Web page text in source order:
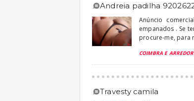
andreia padilha
Anúncio
empanados . Se
procure-me, para
COIMBRA E
travesty camila